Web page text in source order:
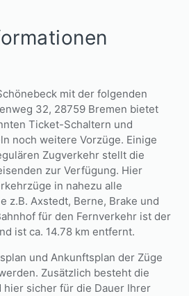
mit der folgenden
32, 28759 Bremen bietet
Ticket-Schaltern und
noch weitere Vorzüge. Einige
Zugverkehr stellt die
zur Verfügung. Hier
in nahezu alle
z.B. Axstedt, Berne, Brake und
für den Fernverkehr ist der
ist ca. 14.78 km entfernt.
und Ankunftsplan der Züge
Zusätzlich besteht die
hier sicher für die Dauer Ihrer